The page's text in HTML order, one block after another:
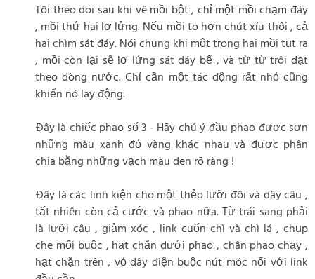
Tôi theo dõi sau khi vê mồi bột , chỉ một mồi chạm đáy
, mồi thứ hai lơ lửng. Nếu mồi to hơn chút xíu thôi , cả
hai chìm sát đáy. Nói chung khi một trong hai mồi tụt ra
, mồi còn lại sẽ lơ lửng sát đáy bể , và từ từ trôi dạt
theo dòng nước. Chỉ cần một tác động rất nhỏ cũng
khiến nó lay động.
Đây là chiếc phao số 3 - Hãy chú ý đầu phao được sơn
những màu xanh đỏ vàng khác nhau và được phân
chia bằng những vạch màu đen rõ ràng !
Đây là các linh kiện cho một thẻo lưỡi đôi và dây câu ,
tất nhiên còn cả cước và phao nữa. Từ trái sang phải
là lưỡi câu , giảm xóc , link cuốn chì và chì lá , chụp
che mối buộc , hạt chặn dưới phao , chân phao chạy ,
hạt chặn trên , vỏ dây điện buộc nút móc nối với link